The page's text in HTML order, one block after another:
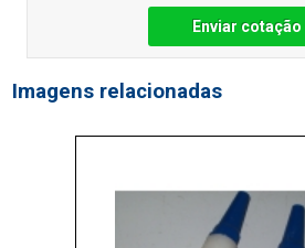
Enviar cotação
Imagens relacionadas